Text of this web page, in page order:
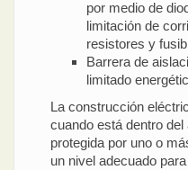
por medio de
limitación de
resistores y
Barrera de
limitado
La construcción
cuando está dentro
protegida por uno o
un nivel adecuado